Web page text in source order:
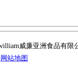
威廉亚洲食品有限
网站地图